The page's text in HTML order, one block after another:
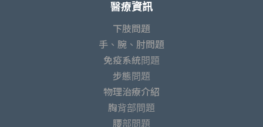
醫療資訊
下肢問題
手、腕、肘問題
免疫系統問題
步態問題
物理治療介紹
胸背部問題
腰部問題